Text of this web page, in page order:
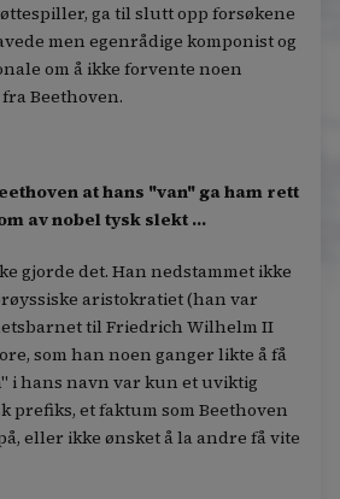
ga til slutt opp forsøkene
men egenrådige komponist og
om å ikke forvente noen
Beethoven.
at hans "van" ga ham rett
av nobel tysk slekt ...
gjorde det. Han nedstammet ikke
aristokratiet (han var
til Friedrich Wilhelm II
som han noen ganger likte å få
i hans navn var kun et uviktig
prefiks, et faktum som Beethoven
eller ikke ønsket å la andre få vite